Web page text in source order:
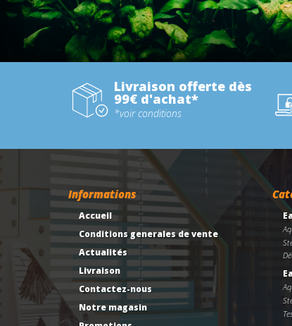
Livraison offerte dès
99€ d'achat*
*voir conditions
Informations
Accueil
Conditions generales de vente
Actualités
Livraison
Contactez-nous
Notre magasin